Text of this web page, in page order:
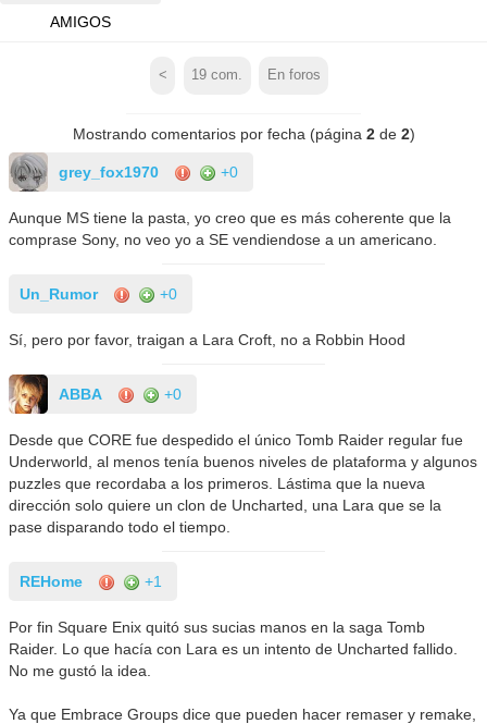
AMIGOS
< 19 com. En foros
Mostrando comentarios por fecha (página 2de 2)
grey_fox1970 +0
Aunque MS tiene la pasta, yo creo que es más coherente que la
comprase Sony, no veo yo a SE vendiendose a un americano.
Un_Rumor +0
Sí, pero por favor, traigan a Lara Croft, no a Robbin Hood
ABBA +0
Desde que CORE fue despedido el único Tomb Raider regular fue
Underworld, al menos tenía buenos niveles de plataforma y algunos
puzzles que recordaba a los primeros. Lástima que la nueva
dirección solo quiere un clon de Uncharted, una Lara que se la
pase disparando todo el tiempo.
REHome +1
Por fin Square Enix quitó sus sucias manos en la saga Tomb
Raider. Lo que hacía con Lara es un intento de Uncharted fallido.
No me gustó la idea.
Ya que Embrace Groups dice que pueden hacer remaser y remake,